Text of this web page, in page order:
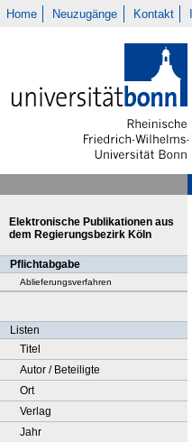
Home Neuzugänge Kontakt
Elektronische Publikationen aus
dem Regierungsbezirk Köln
Pflichtabgabe
Ablieferungsverfahren
Listen
Titel
Autor / Beteiligte
Ort
Verlag
Jahr